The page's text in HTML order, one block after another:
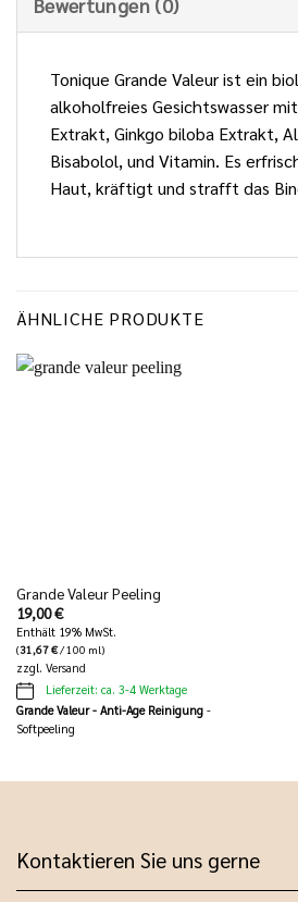
Tonique Grande Valeur ist ein
alkoholfreies Gesichtswasser
Extrakt, Ginkgo biloba Extrakt,
Bisabolol, und Vitamin. Es
Haut, kräftigt und strafft das
ÄHNLICHE PRODUKTE
Grande Valeur Peeling
19,00€
Enthält 19% MwSt.
(31,67€/ 100 ml)
zzgl. Versand
Lieferzeit: ca. 3-4 Werktage
Grande Valeur - Anti-Age Reinigung-
Softpeeling
Kontaktieren Sie uns gerne